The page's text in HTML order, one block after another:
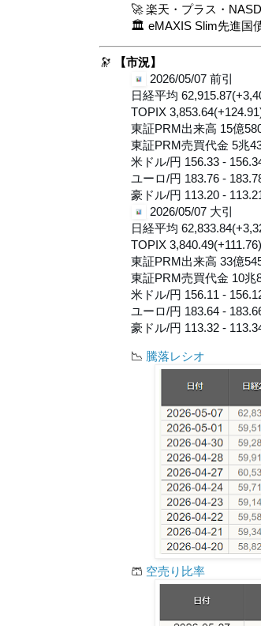
🚀 楽天・プラス・
🏛️ eMAXIS Slim先進国
🔭
【市況】
2026/05/07 前引
日経平均
TOPIX
東証PRM出来高 15億
東証PRM売買代金 5兆
米ドル/円 156.33 -
ユーロ/円 183.76 -
豪ドル/円 113.20 -
2026/05/07 大引
日経平均
TOPIX 3,840.49(+111.76)
東証PRM出来高 33億
東証PRM売買代金 10兆
米ドル/円 156.11 -
ユーロ/円 183.64 -
豪ドル/円 113.32 -
📉 騰落レシオ
🩳 空売り比率